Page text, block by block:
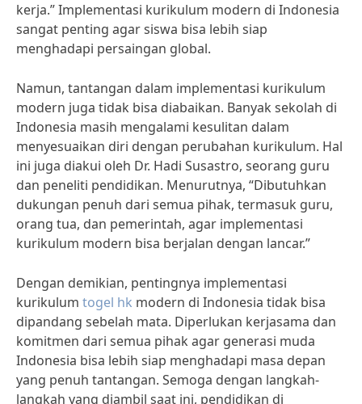
kerja.” Implementasi kurikulum modern di Indonesia
sangat penting agar siswa bisa lebih siap
menghadapi persaingan global.
Namun, tantangan dalam implementasi kurikulum
modern juga tidak bisa diabaikan. Banyak sekolah di
Indonesia masih mengalami kesulitan dalam
menyesuaikan diri dengan perubahan kurikulum. Hal
ini juga diakui oleh Dr. Hadi Susastro, seorang guru
dan peneliti pendidikan. Menurutnya, “Dibutuhkan
dukungan penuh dari semua pihak, termasuk guru,
orang tua, dan pemerintah, agar implementasi
kurikulum modern bisa berjalan dengan lancar.”
Dengan demikian, pentingnya implementasi
kurikulum togel hk modern di Indonesia tidak bisa
dipandang sebelah mata. Diperlukan kerjasama dan
komitmen dari semua pihak agar generasi muda
Indonesia bisa lebih siap menghadapi masa depan
yang penuh tantangan. Semoga dengan langkah-
langkah yang diambil saat ini, pendidikan di